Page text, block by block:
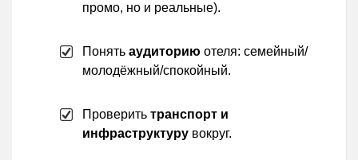
промо, но и реальные).
Понять аудиторию отеля: семейный/
молодёжный/спокойный.
Проверить транспорт и
инфраструктуру вокруг.